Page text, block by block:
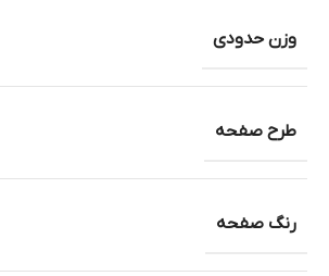
وزن حدودی
طرح صفحه
رنگ صفحه